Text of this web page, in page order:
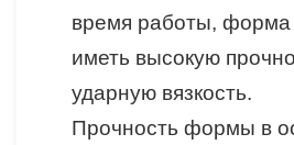
время работы,
иметь высокую
ударную вязкость.
Прочность формы в